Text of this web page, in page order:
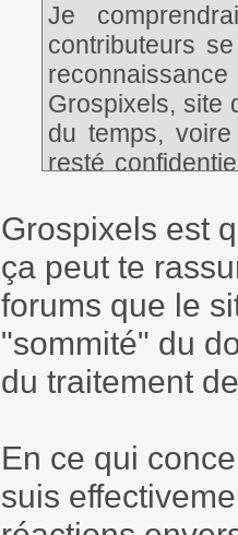
Je
contributeurs
Grospixels, site
du temps,
resté
nous sur
verrez qu'il y
Jamais entendu
pas du tout la
Grospixels est
ça peut te
forums que le
"sommité" du
du traitement
En ce qui
suis